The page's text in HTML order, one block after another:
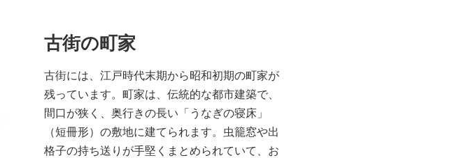
古街の町家
古街には、江戸時代末期から昭和初期の町家が
残っています。町家は、伝統的な都市建築で、
間口が狭く、奥行きの長い「うなぎの寝床」
（短冊形）の敷地に建てられます。虫籠窓や出
格子の持ち送りが手堅くまとめられていて、お